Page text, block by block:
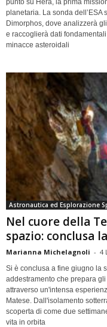
punto su Hera, la prima
planetaria. La sonda
Dimorphos, dove analizzerà
e raccoglierà dati
minacce asteroidali
Astronautica ed Esplorazione
Nel cuore della
spazio: conclusa
Marianna Michelagnoli - 4
Si è conclusa a fine giugno la
addestramento che prepara
attraverso un'intensa
Matese. Dall'isolamento
scoperta di come due
vita in orbita